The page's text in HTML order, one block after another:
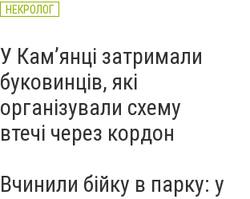
НЕКРОЛОГ
У Кам’янці затримали
буковинців, які
організували схему
втечі через кордон
Вчинили бійку в парку: у